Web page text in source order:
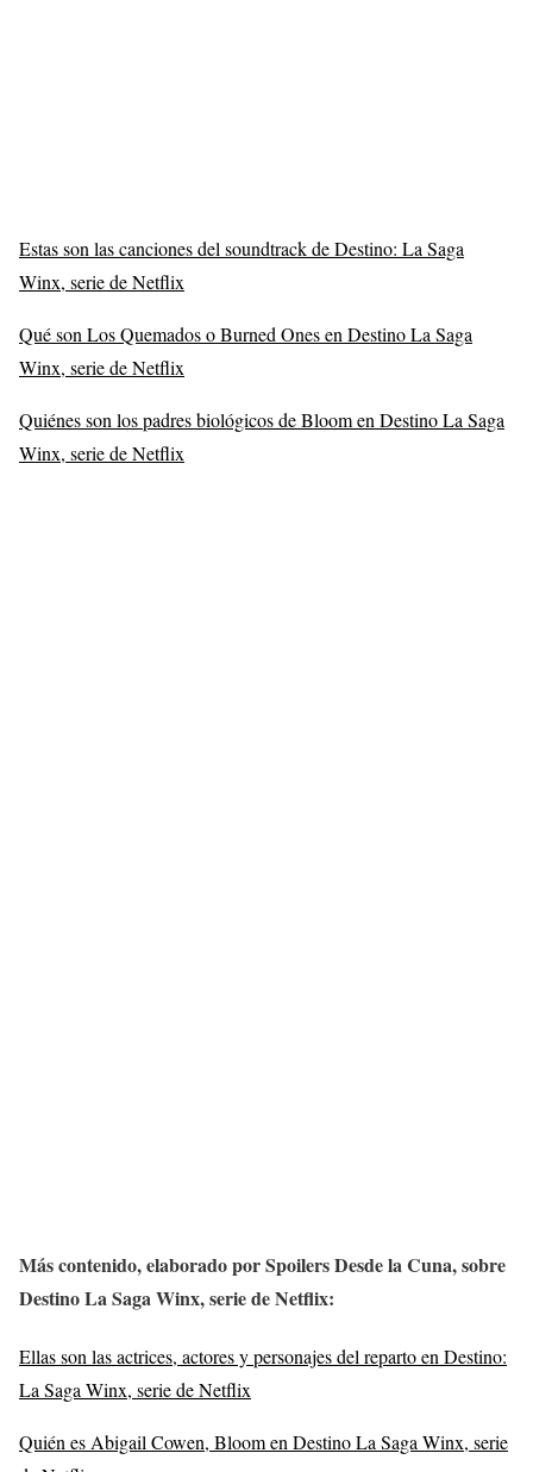
Estas son las canciones del soundtrack de Destino: La Saga
Winx, serie de Netflix
Qué son Los Quemados o Burned Ones en Destino La Saga
Winx, serie de Netflix
Quiénes son los padres biológicos de Bloom en Destino La Saga
Winx, serie de Netflix
Más contenido,elaborado por Spoilers Desde la Cuna,sobre
Destino La Saga Winx, serie de Netflix:
Ellas son las actrices, actores y personajes del reparto en Destino:
La Saga Winx, serie de Netflix
Quién es Abigail Cowen, Bloom en Destino La Saga Winx, serie